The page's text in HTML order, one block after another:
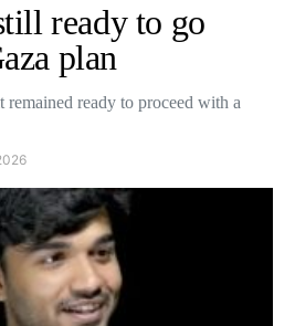
ready to go
plan
remained ready to proceed with a